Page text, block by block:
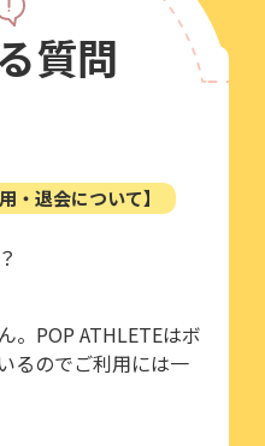
質問
・退会について】
。POP ATHLETEはボ
るのでご利用には一